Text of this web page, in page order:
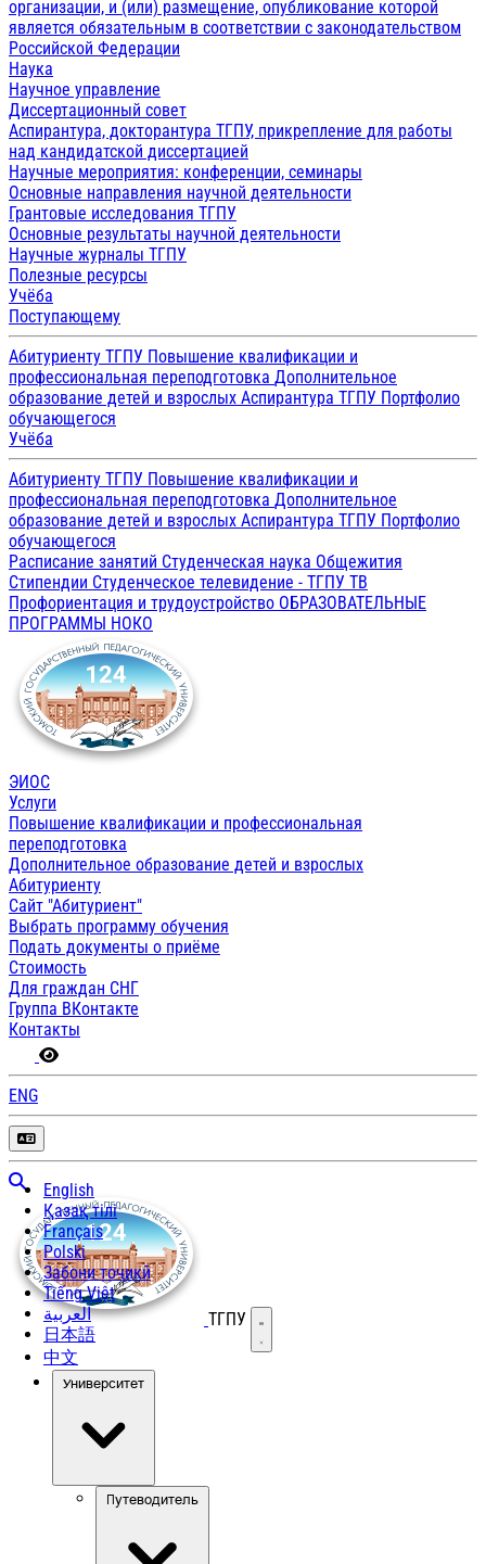
организации, и (или) размещение, опубликование которой
является обязательным в соответствии с законодательством
Российской Федерации
Наука
Научное управление
Диссертационный совет
Аспирантура, докторантура ТГПУ, прикрепление для работы
над кандидатской диссертацией
Научные мероприятия: конференции, семинары
Основные направления научной деятельности
Грантовые исследования ТГПУ
Основные результаты научной деятельности
Научные журналы ТГПУ
Полезные ресурсы
Учёба
Поступающему
Абитуриенту ТГПУ Повышение квалификации и
профессиональная переподготовка Дополнительное
образование детей и взрослых Аспирантура ТГПУ Портфолио
обучающегося
Учёба
Абитуриенту ТГПУ Повышение квалификации и
профессиональная переподготовка Дополнительное
образование детей и взрослых Аспирантура ТГПУ Портфолио
обучающегося
Расписание занятий Студенческая наука Общежития
Стипендии Студенческое телевидение - ТГПУ ТВ
Профориентация и трудоустройство ОБРАЗОВАТЕЛЬНЫЕ
ПРОГРАММЫ НОКО
ЭИОС
Услуги
Повышение квалификации и профессиональная
переподготовка
Дополнительное образование детей и взрослых
Абитуриенту
Сайт "Абитуриент"
Выбрать программу обучения
Подать документы о приёме
Стоимость
Для граждан СНГ
Группа ВКонтакте
Контакты
ENG
English
Қазақ тілі
Français
Polski
Забони тоҷикӣ
Tiếng Việt
العربية
日本語
中文
ТГПУ Открыть меню
Университет
Путеводитель